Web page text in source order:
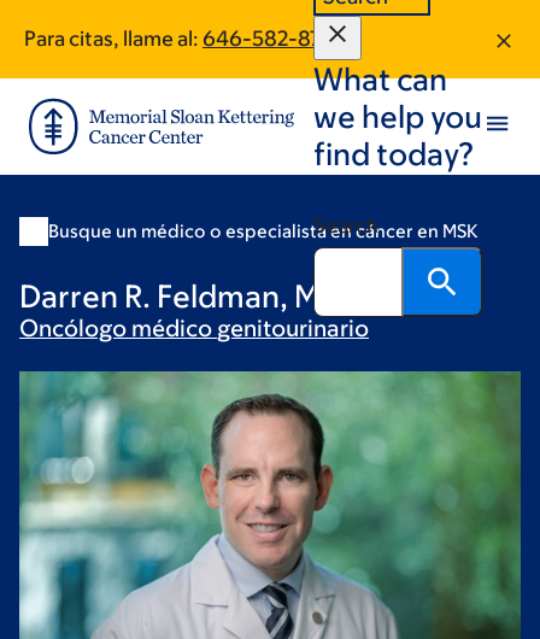
main
content
footer
Para citas, llame al: 646-582-8768
What can
we help you
find today?
Search
Busque un médico o especialista en cáncer en MSK
Darren R. Feldman, MD
Oncólogo médico genitourinario